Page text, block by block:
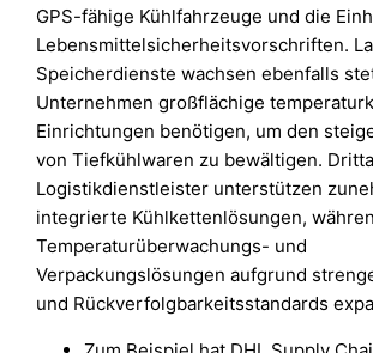
GPS-fähige Kühlfahrzeuge und die
Lebensmittelsicherheitsvorschriften.
Speicherdienste wachsen ebenfalls
Unternehmen großflächige
Einrichtungen benötigen, um den
von Tiefkühlwaren zu bewältigen.
Logistikdienstleister unterstützen
integrierte Kühlkettenlösungen,
Temperaturüberwachungs- und
Verpackungslösungen aufgrund
und Rückverfolgbarkeitsstandards